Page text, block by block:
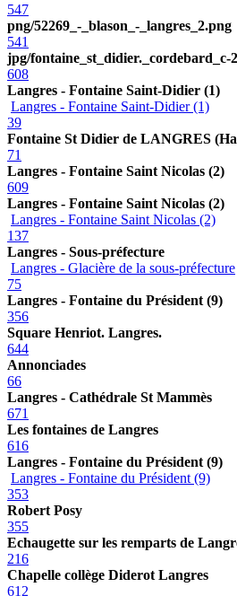
547
png/52269_-_blason_-_langres_2.png
541
jpg/fontaine_st_didier._cordebard_c-
608
Langres - Fontaine Saint-Didier (1)
Langres - Fontaine Saint-Didier (1)
39
Fontaine St Didier de LANGRES
71
Langres - Fontaine Saint Nicolas (2)
609
Langres - Fontaine Saint Nicolas (2)
Langres - Fontaine Saint Nicolas (2)
137
Langres - Sous-préfecture
Langres - Glacière de la sous-préfecture
75
Langres - Fontaine du Président (9)
356
Square Henriot. Langres.
644
Annonciades
66
Langres - Cathédrale St Mammès
671
Les fontaines de Langres
616
Langres - Fontaine du Président (9)
Langres - Fontaine du Président (9)
353
Robert Posy
355
Echaugette sur les remparts de
216
Chapelle collège Diderot Langres
612